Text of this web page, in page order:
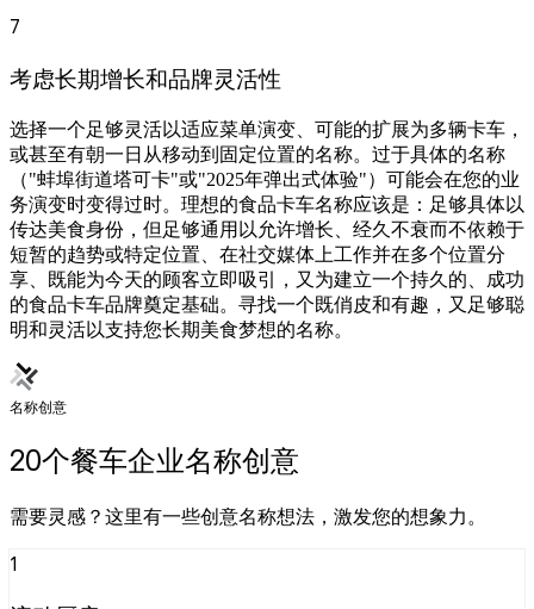
7
考虑长期增长和品牌灵活性
选择一个足够灵活以适应菜单演变、可能的扩展为多辆卡车，
或甚至有朝一日从移动到固定位置的名称。过于具体的名称
（"蚌埠街道塔可卡"或"2025年弹出式体验"）可能会在您的业
务演变时变得过时。理想的食品卡车名称应该是：足够具体以
传达美食身份，但足够通用以允许增长、经久不衰而不依赖于
短暂的趋势或特定位置、在社交媒体上工作并在多个位置分
享、既能为今天的顾客立即吸引，又为建立一个持久的、成功
的食品卡车品牌奠定基础。寻找一个既俏皮和有趣，又足够聪
明和灵活以支持您长期美食梦想的名称。
名称创意
20个餐车企业名称创意
需要灵感？这里有一些创意名称想法，激发您的想象力。
1